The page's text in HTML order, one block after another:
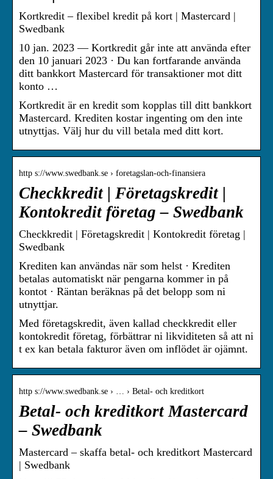
Kortkredit – flexibel kredit på kort | Mastercard |
Swedbank
10 jan. 2023 — Kortkredit går inte att använda efter
den 10 januari 2023 · Du kan fortfarande använda
ditt bankkort Mastercard för transaktioner mot ditt
konto …
Kortkredit är en kredit som kopplas till ditt bankkort
Mastercard. Krediten kostar ingenting om den inte
utnyttjas. Välj hur du vill betala med ditt kort.
http s://www.swedbank.se › foretagslan-och-finansiera
Checkkredit | Företagskredit |
Kontokredit företag – Swedbank
Checkkredit | Företagskredit | Kontokredit företag |
Swedbank
Krediten kan användas när som helst · Krediten
betalas automatiskt när pengarna kommer in på
kontot · Räntan beräknas på det belopp som ni
utnyttjar.
Med företagskredit, även kallad checkkredit eller
kontokredit företag, förbättrar ni likviditeten så att ni
t ex kan betala fakturor även om inflödet är ojämnt.
http s://www.swedbank.se › … › Betal- och kreditkort
Betal- och kreditkort Mastercard
– Swedbank
Mastercard – skaffa betal- och kreditkort Mastercard
| Swedbank